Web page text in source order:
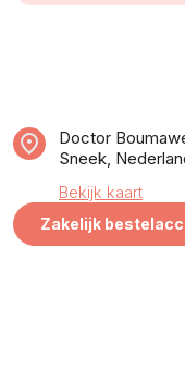
Doctor
Sneek,
Bekijk kaart
Zakelijk